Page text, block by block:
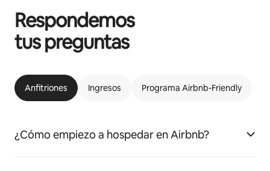
Respondemos
tus preguntas
Anfitriones Ingresos Programa Airbnb-Friendly
¿Cómo empiezo a hospedar en Airbnb?